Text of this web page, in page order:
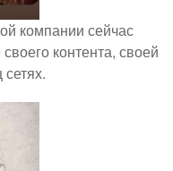
компании сейчас
контента, своей